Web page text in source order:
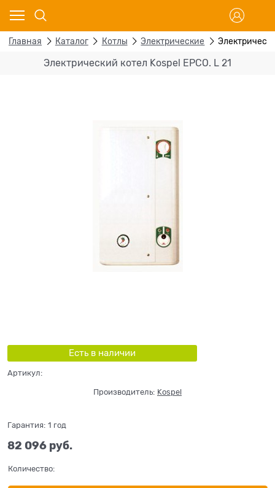
Главная Каталог Котлы Электрические
Электрический котел Kospel EPCO. L 21
Есть в наличии
Артикул:
Производитель: Kospel
Гарантия: 1 год
82 096 руб.
Количество: